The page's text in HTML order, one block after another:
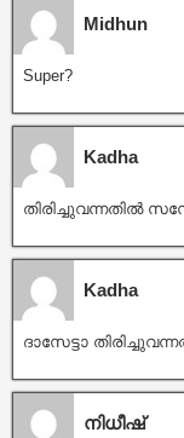
Midhun
Super?
Kadha
തിരിച്ചുവന്നതിൽ
Kadha
ദാസേട്ടാ
നിധീഷ്